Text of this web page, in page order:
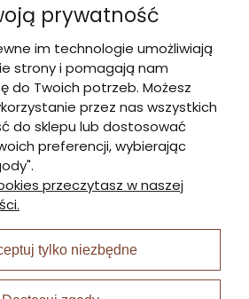
prywatność
im technologie umożliwiają
strony i pomagają nam
do Twoich potrzeb. Możesz
przez nas wszystkich
do sklepu lub dostosować
preferencji, wybierając
przeczytasz w naszej
tylko niezbędne